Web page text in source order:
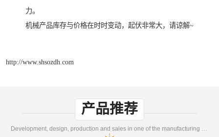
力。
机械产品库存与价格在时时变动，起伏非常大，请谅解~
http://www.shsozdh.com
产品推荐